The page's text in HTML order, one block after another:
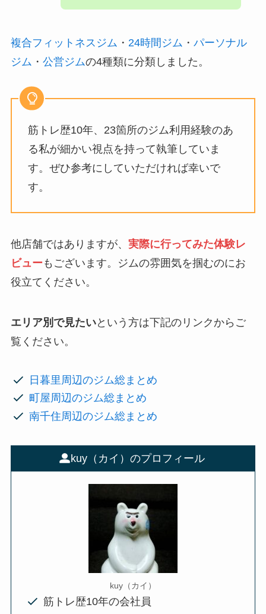
複合フィットネスジム ・ 24時間ジム ・ パーソナル
ジム ・ 公営ジムの4種類に分類しました。
筋トレ歴10年、23箇所のジム利用経験のあ
る私が細かい視点を持って執筆していま
す。ぜひ参考にしていただければ幸いで
す。
他店舗ではありますが、 実際に行ってみた体験レ
ビュー もございます。ジムの雰囲気を掴むのにお
役立てください。
エリア別で見たいという方は下記のリンクからご
覧ください。
日暮里周辺のジム総まとめ
町屋周辺のジム総まとめ
南千住周辺のジム総まとめ
kuy（カイ）のプロフィール
kuy（カイ）
筋トレ歴10年の会社員